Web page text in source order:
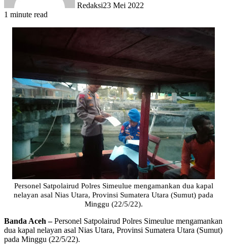
Redaksi23 Mei 2022
1 minute read
Personel Satpolairud Polres Simeulue mengamankan dua kapal
nelayan asal Nias Utara, Provinsi Sumatera Utara (Sumut) pada
Minggu (22/5/22).
Banda Aceh –Personel Satpolairud Polres Simeulue mengamankan
dua kapal nelayan asal Nias Utara, Provinsi Sumatera Utara (Sumut)
pada Minggu (22/5/22).